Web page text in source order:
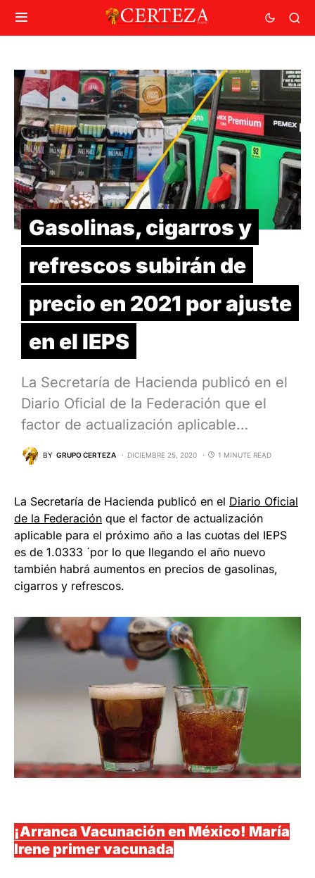
Gasolinas, cigarros y
refrescos subirán de
precio en 2021 por ajuste
en el IEPS
La Secretaría de Hacienda publicó en el
Diario Oficial de la Federación que el
factor de actualización aplicable…
BY GRUPO CERTEZA DICIEMBRE 25, 2020 1 MINUTE READ
La Secretaría de Hacienda publicó en el Diario Oficial
de la Federación que el factor de actualización
aplicable para el próximo año a las cuotas del IEPS
es de 1.0333 ´por lo que llegando el año nuevo
también habrá aumentos en precios de gasolinas,
cigarros y refrescos.
¡Arranca Vacunación en México! María
Irene primer vacunada